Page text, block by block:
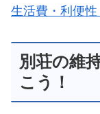
生活費・利便性
別荘の維
こう！